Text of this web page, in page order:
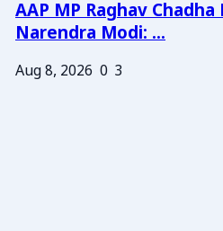
AAP MP Raghav
Narendra Modi: ...
Aug 8, 2026 0 3